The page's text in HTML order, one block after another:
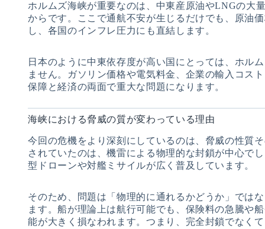
ホルムズ海峡が重要なのは、中東産原油やLNGの大
からです。ここで通航不安が生じるだけでも、原油
し、各国のインフレ圧力にも直結します。
日本のように中東依存度が高い国にとっては、ホル
ません。ガソリン価格や電気料金、企業の輸入コス
保障と経済の両面で重大な問題になります。
海峡における脅威の質が変わっている理由
今回の危機をより深刻にしているのは、脅威の性質
されていたのは、機雷による物理的な封鎖が中心で
型ドローンや対艦ミサイルが広く普及しています。
そのため、問題は「物理的に通れるかどうか」では
ます。船が理論上は航行可能でも、保険料の急騰や
能が大きく損なわれます。つまり、完全封鎖でなく